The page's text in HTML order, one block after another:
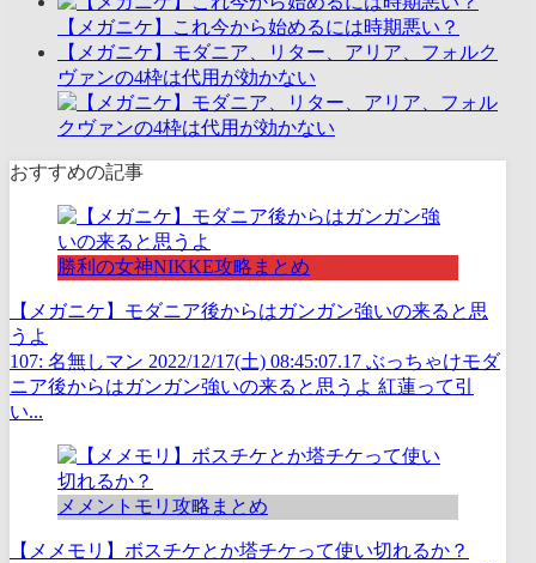
【メガニケ】これ今から始めるには時期悪い？
【メガニケ】モダニア、リター、アリア、フォルク
ヴァンの4枠は代用が効かない
おすすめの記事
勝利の女神NIKKE攻略まとめ
【メガニケ】モダニア後からはガンガン強いの来ると思
うよ
107: 名無しマン 2022/12/17(土) 08:45:07.17 ぶっちゃけモダ
ニア後からはガンガン強いの来ると思うよ 紅蓮って引
い...
メメントモリ攻略まとめ
【メメモリ】ボスチケとか塔チケって使い切れるか？